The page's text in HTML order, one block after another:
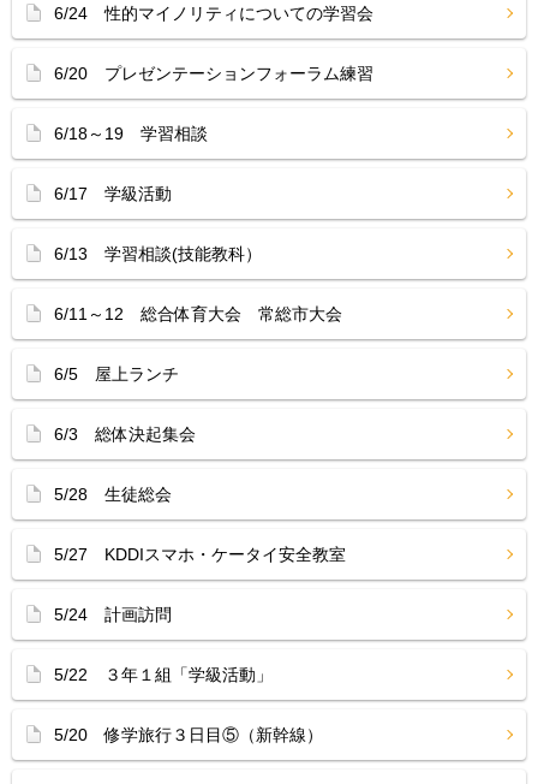
6/24 性的マイノリティについての学習会
6/20 プレゼンテーションフォーラム練習
6/18～19 学習相談
6/17 学級活動
6/13 学習相談(技能教科）
6/11～12 総合体育大会 常総市大会
6/5 屋上ランチ
6/3 総体決起集会
5/28 生徒総会
5/27 KDDIスマホ・ケータイ安全教室
5/24 計画訪問
5/22 ３年１組「学級活動」
5/20 修学旅行３日目⑤（新幹線）